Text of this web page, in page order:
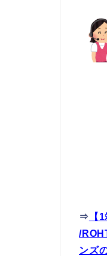
⇒
【
/
ンズ